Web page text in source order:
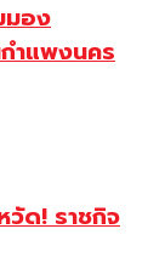
มอง
ำแพงนคร
วัด! ราชกิจ